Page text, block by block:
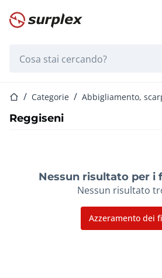
Home
Home Categorie Abbigliamento,
Reggiseni
Nessun risultato per i
Nessun risultato
Azzeramento dei